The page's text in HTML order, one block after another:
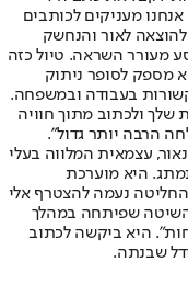
מעניקים לכותבים
להוצאה לאור והנחשק
מעורר השראה. טיול כזה
מספק לסופר ניתוק
בעבודה ובמשפחה.
ולכתוב מתוך חוויה
הרבה יותר גדול”.
עצמאית המלווה בעלי
היא מוערכת
נעמה להצטרף אלי
השיטה שפיתחה במהלך
היא ביקשה לכתוב
שבנתה.